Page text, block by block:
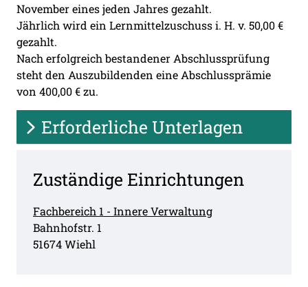
November eines jeden Jahres gezahlt.
Jährlich wird ein Lernmittelzuschuss i. H. v. 50,00 €
gezahlt.
Nach erfolgreich bestandener Abschlussprüfung
steht den Auszubildenden eine Abschlussprämie
von 400,00 € zu.
Erforderliche Unterlagen
Zuständige Einrichtungen
Fachbereich 1 - Innere Verwaltung
Straße:
Bahnhofstr. Hausnummer:
1
PLZ:
51674Ort:
Wiehl